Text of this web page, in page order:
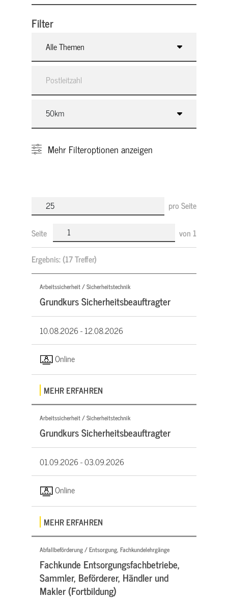
Filter
Alle Themen
Mehr Filteroptionen anzeigen
pro Seite
Seite von 1
Ergebnis:(17 Treffer)
Arbeitssicherheit / Sicherheitstechnik
Grundkurs Sicherheitsbeauftragter
10.08.2026 -12.08.2026
Online
MEHR ERFAHREN
Arbeitssicherheit / Sicherheitstechnik
Grundkurs Sicherheitsbeauftragter
01.09.2026 -03.09.2026
Online
MEHR ERFAHREN
Abfallbeförderung / Entsorgung, Fachkundelehrgänge
Fachkunde Entsorgungsfachbetriebe,
Sammler, Beförderer, Händler und
Makler (Fortbildung)